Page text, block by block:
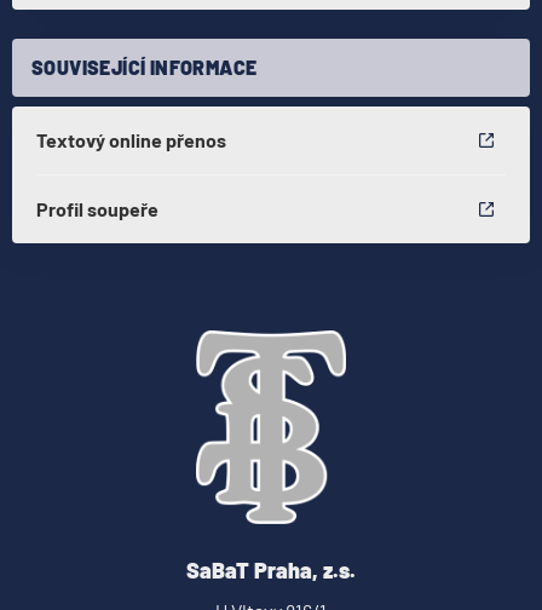
SOUVISEJÍCÍ INFORMACE
Textový online přenos
Profil soupeře
SaBaT Praha, z.s.